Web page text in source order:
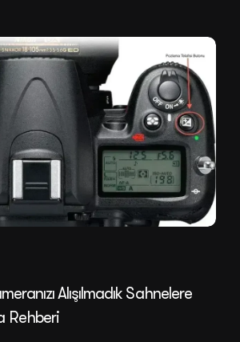
Alışılmadık Sahnelere
Rehberi